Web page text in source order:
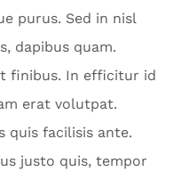
purus. Sed in nisl
dapibus quam.
finibus. In efficitur id
erat volutpat.
quis facilisis ante.
justo quis, tempor